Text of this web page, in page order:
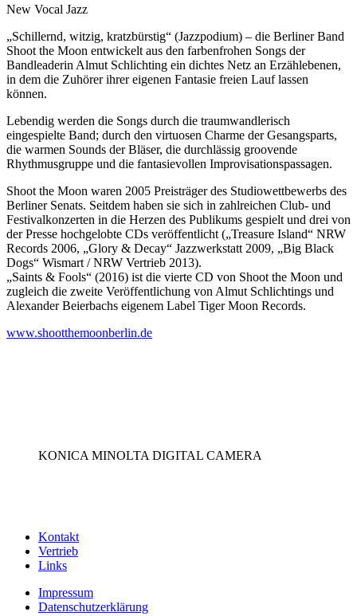
New Vocal Jazz
„Schillernd, witzig, kratzbürstig“ (Jazzpodium) – die Berliner Band
Shoot the Moon entwickelt aus den farbenfrohen Songs der
Bandleaderin Almut Schlichting ein dichtes Netz an Erzählebenen,
in dem die Zuhörer ihrer eigenen Fantasie freien Lauf lassen
können.
Lebendig werden die Songs durch die traumwandlerisch
eingespielte Band; durch den virtuosen Charme der Gesangsparts,
die warmen Sounds der Bläser, die durchlässig groovende
Rhythmusgruppe und die fantasievollen Improvisationspassagen.
Shoot the Moon waren 2005 Preisträger des Studiowettbewerbs des
Berliner Senats. Seitdem haben sie sich in zahlreichen Club- und
Festivalkonzerten in die Herzen des Publikums gespielt und drei von
der Presse hochgelobte CDs veröffentlicht („Treasure Island“ NRW
Records 2006, „Glory & Decay“ Jazzwerkstatt 2009, „Big Black
Dogs“ Wismart / NRW Vertrieb 2013).
„Saints & Fools“ (2016) ist die vierte CD von Shoot the Moon und
zugleich die zweite Veröffentlichung von Almut Schlichtings und
Alexander Beierbachs eigenem Label Tiger Moon Records.
www.shootthemoonberlin.de
KONICA MINOLTA DIGITAL CAMERA
Kontakt
Vertrieb
Links
Impressum
Datenschutzerklärung